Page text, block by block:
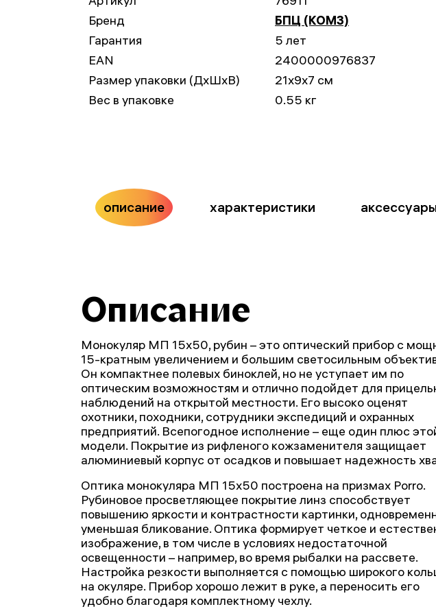
Бренд
БПЦ (КОМЗ)
Гарантия
5 лет
EAN
2400000976837
Размер упаковки (ДxШxВ)
21x9x7 см
Вес в упаковке
0.55 кг
описание характеристики
Описание
Монокуляр МП 15x50, рубин – это оптический прибор с
15-кратным увеличением и большим светосильным
Он компактнее полевых биноклей, но не уступает им по
оптическим возможностям и отлично подойдет для
наблюдений на открытой местности. Его высоко оценят
охотники, походники, сотрудники экспедиций и охранных
предприятий. Всепогодное исполнение – еще один плюс
модели. Покрытие из рифленого кожзаменителя защищает
алюминиевый корпус от осадков и повышает надежность
Оптика монокуляра МП 15x50 построена на призмах Porro.
Рубиновое просветляющее покрытие линз способствует
повышению яркости и контрастности картинки,
уменьшая бликование. Оптика формирует четкое и
изображение, в том числе в условиях недостаточной
освещенности – например, во время рыбалки на рассвете.
Настройка резкости выполняется с помощью широкого
на окуляре. Прибор хорошо лежит в руке, а переносить его
удобно благодаря комплектному чехлу.